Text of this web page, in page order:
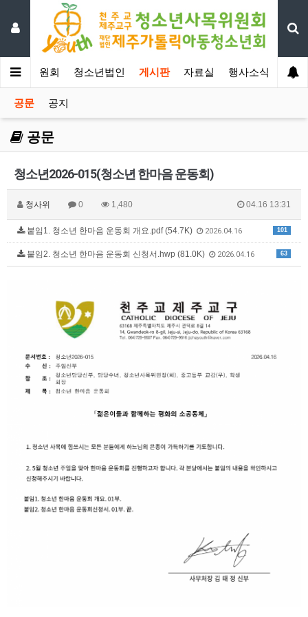
사목위원회 청소년법인 게시판 자료실 행사소식
공문 공지
공문
청소년2026-015(청소년 한마음 운동회)
청사위 0 1,480 04.16 13:31
101
붙임1. 청소년 한마음 운동회 개요.pdf (54.7K) 2026.04.16
63
붙임2. 청소년 한마음 운동회 신청서.hwp (81.0K) 2026.04.16